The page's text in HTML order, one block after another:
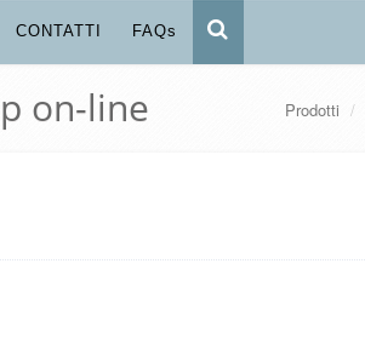
CONTATTI FAQs
on-line Prodotti /